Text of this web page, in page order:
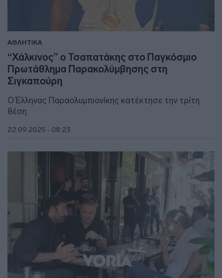
ΑΘΛΗΤΙΚΑ
“Χάλκινος” ο Τσαπατάκης στο Παγκόσμιο
Πρωτάθλημα Παρακολύμβησης στη
Σιγκαπούρη
Ο Έλληνας Παραολυμπιονίκης κατέκτησε την τρίτη
θέση
22.09.2025 - 08:23